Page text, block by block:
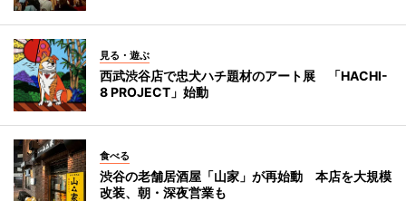
見る・遊ぶ
西武渋谷店で忠犬ハチ題材のアート展 「HACHI-
8 PROJECT」始動
食べる
渋谷の老舗居酒屋「山家」が再始動 本店を大規模
改装、朝・深夜営業も